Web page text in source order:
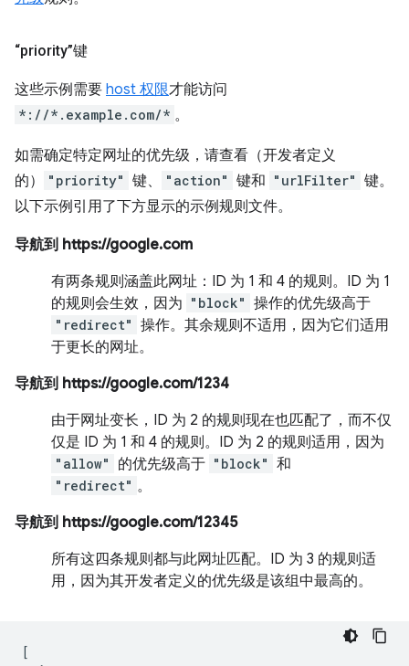
“priority”键
这些示例需要 host 权限才能访问
*://*.example.com/* 。
如需确定特定网址的优先级，请查看（开发者定义
的）
"priority" 键、 "action" 键和 "urlFilter" 键。
以下示例引用了下方显示的示例规则文件。
导航到 https://google.com
有两条规则涵盖此网址：ID 为 1 和 4 的规则。ID 为 1
的规则会生效，因为 "block" 操作的优先级高于
"redirect" 操作。其余规则不适用，因为它们适用
于更长的网址。
导航到 https://google.com/1234
由于网址变长，ID 为 2 的规则现在也匹配了，而不仅
仅是 ID 为 1 和 4 的规则。ID 为 2 的规则适用，因为
"allow" 的优先级高于 "block" 和
"redirect" 。
导航到 https://google.com/12345
所有这四条规则都与此网址匹配。ID 为 3 的规则适
用，因为其开发者定义的优先级是该组中最高的。
[